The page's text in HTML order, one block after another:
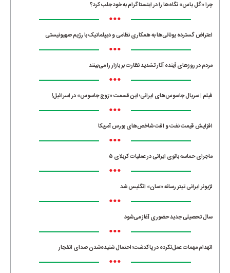
چرا «گل یاس» نگاه‌ها را در اینستاگرام به خود جلب کرد؟
•••
اعتراض گسترده یونانی‌ها به همکاری نظامی و دیپلماتیک با رژیم صهیونیستی
•••
مردم در روزهای آینده آثار تشدید نظارت بر بازار را می‌بینند
•••
فیلم | سریال جاسوس‌های ایرانی؛ این قسمت «زوج جاسوس» در اسرائیل!
•••
افزایش قیمت نفت و افت شاخص‌های بورس آمریکا
•••
ماجرای حماسه‌ بانوی ایرانی در عملیات کربلای ۵
•••
لژیونر ایرانی تیتر رسانه «سان» انگلیس شد
•••
سال تحصیلی جدید حضوری آغاز می‌شود
•••
انهدام مهمات عمل‌نکرده در پاکدشت؛ احتمال شنیده‌شدن صدای انفجار
•••